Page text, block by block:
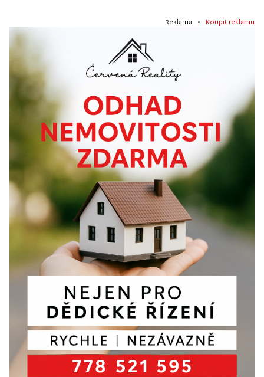
Reklama • Koupit reklamu